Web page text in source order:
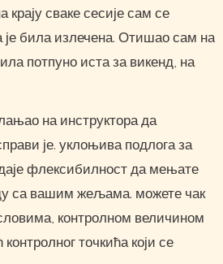
сваке сесије сам се
је била излечена. Отишао сам на
потпуно иста за викенд, на
на инструктора да
је. уклоњива подлога за
флексибилност да мењате
са вашим жељама. можете чак
контролном величином
контролног точкића који се